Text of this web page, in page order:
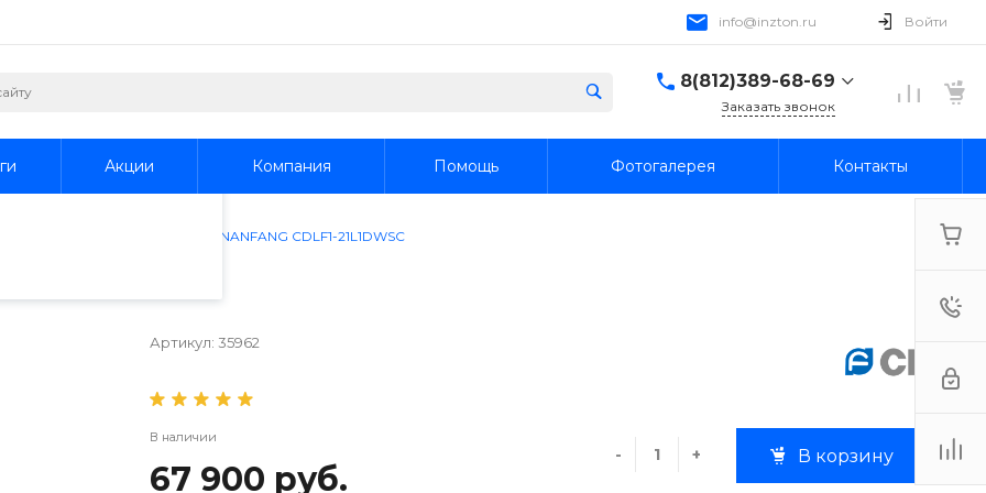
и
Продолжая
использования.
.
info@inzton.ru Войти
8(812)389-68-69
г. Санкт-Петербург,
Заказать звонок
Акции Компания Помощь Фотогалерея Контакты
Насос NANFANG CDLF1-21L1DWSC
Артикул:35962
В наличии
67 900 руб.
- + В корзину